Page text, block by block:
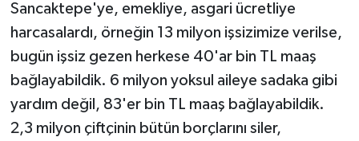
Sancaktepe'ye, emekliye, asgari ücretliye
harcasalardı, örneğin 13 milyon işsizimize verilse,
bugün işsiz gezen herkese 40'ar bin TL maaş
bağlayabildik. 6 milyon yoksul aileye sadaka gibi
yardım değil, 83'er bin TL maaş bağlayabildik.
2,3 milyon çiftçinin bütün borçlarını siler,